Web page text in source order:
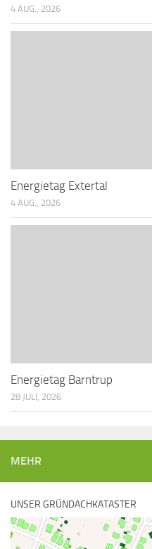
4 AUG., 2026
Energietag Extertal
4 AUG., 2026
Energietag Barntrup
28 JULI, 2026
MEHR
UNSER GRÜNDACHKATASTER